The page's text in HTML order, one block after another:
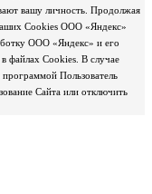
вашу личность. Продолжая
ваших Cookies ООО «Яндекс»
ООО «Яндекс» и его
файлах Cookies. В случае
Пользователь
Сайта или отключить